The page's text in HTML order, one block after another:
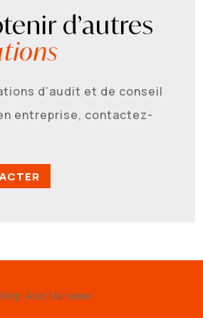
d’autres
d’audit et de conseil
entreprise, contactez-